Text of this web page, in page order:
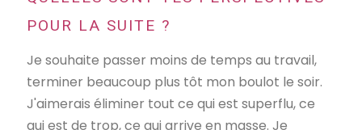
POUR LA SUITE ?
Je souhaite passer moins de temps au travail,
terminer beaucoup plus tôt mon boulot le soir.
J'aimerais éliminer tout ce qui est superflu, ce
qui est de trop, ce qui arrive en masse. Je